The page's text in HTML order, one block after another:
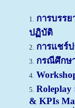
การบรรย
ปฏิบัติ
การแชร์
กรณีศึกษ
Roleplay
& KPIs